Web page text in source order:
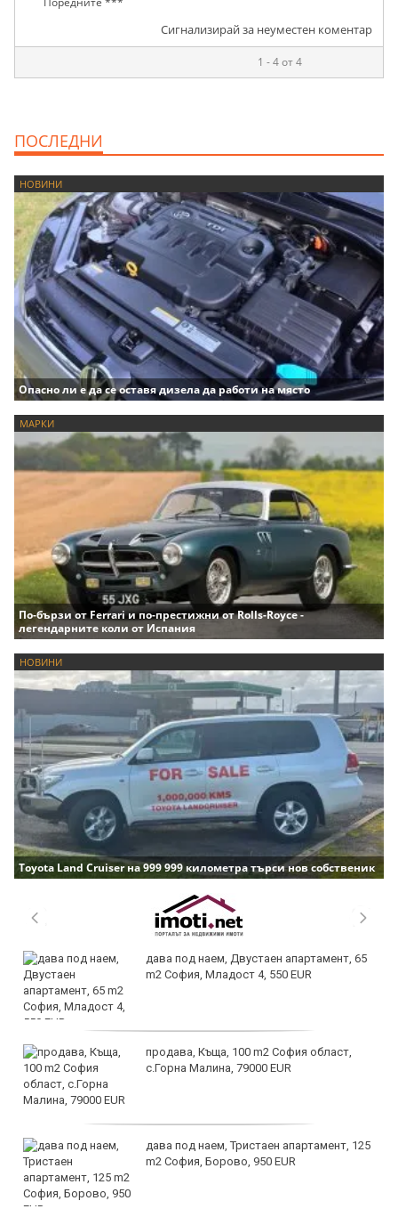
Сигнализирай за неуместен коментар
1 - 4 от 4
ПОСЛЕДНИ
НОВИНИ
Опасно ли е да се оставя дизела да работи на място
МАРКИ
По-бързи от Ferrari и по-престижни от Rolls-Royce -
легендарните коли от Испания
НОВИНИ
Toyota Land Cruiser на 999 999 километра търси нов собственик
дава под наем, Двустаен апартамент, 65
m2 София, Младост 4, 550 EUR
продава, Къща, 100 m2 София област,
с.Горна Малина, 79000 EUR
дава под наем, Тристаен апартамент, 125
m2 София, Борово, 950 EUR